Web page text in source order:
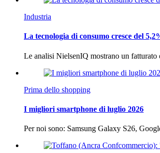
Industria
La tecnologia di consumo cresce del
Le analisi NielsenIQ mostrano un
Prima dello shopping
I migliori smartphone di luglio 2026
Per noi sono: Samsung Galaxy S26,